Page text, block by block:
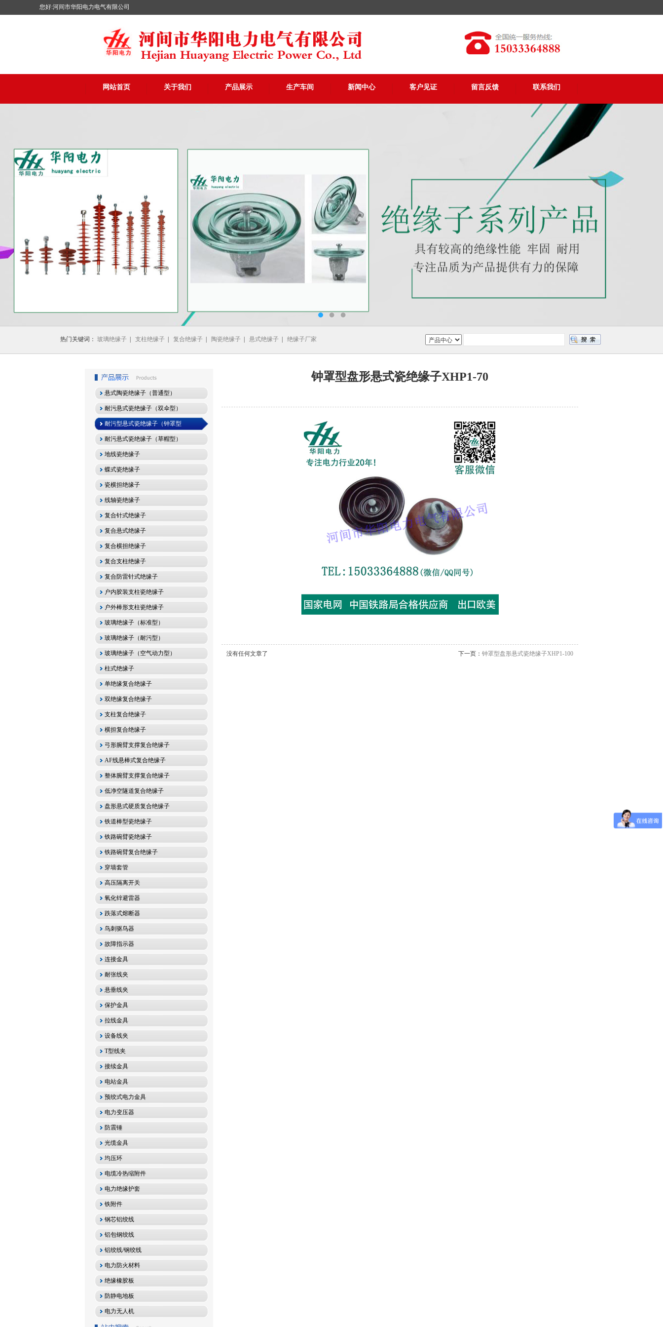
您好:河间市华阳电力电气有限公司
网站首页 关于我们 产品展示 生产车间 新闻中心 客户见证 留言反馈 联系我们
1 2 3
热门关键词： 玻璃绝缘子 支柱绝缘子 复合绝缘子 陶瓷绝缘子 悬式绝缘子 绝缘子厂家
悬式陶瓷绝缘子（普通型）
耐污悬式瓷绝缘子（双伞型）
耐污型悬式瓷绝缘子（钟罩型
耐污悬式瓷绝缘子（草帽型）
地线瓷绝缘子
蝶式瓷绝缘子
瓷横担绝缘子
线轴瓷绝缘子
复合针式绝缘子
复合悬式绝缘子
复合横担绝缘子
复合支柱绝缘子
复合防雷针式绝缘子
户内胶装支柱瓷绝缘子
户外棒形支柱瓷绝缘子
玻璃绝缘子（标准型）
玻璃绝缘子（耐污型）
玻璃绝缘子（空气动力型）
柱式绝缘子
单绝缘复合绝缘子
双绝缘复合绝缘子
支柱复合绝缘子
横担复合绝缘子
弓形腕臂支撑复合绝缘子
AF线悬棒式复合绝缘子
整体腕臂支撑复合绝缘子
低净空隧道复合绝缘子
盘形悬式硬质复合绝缘子
铁道棒型瓷绝缘子
铁路碗臂瓷绝缘子
铁路碗臂复合绝缘子
穿墙套管
高压隔离开关
氧化锌避雷器
跌落式熔断器
鸟刺驱鸟器
故障指示器
连接金具
耐张线夹
悬垂线夹
保护金具
拉线金具
设备线夹
T型线夹
接续金具
电站金具
预绞式电力金具
电力变压器
防震锤
光缆金具
均压环
电缆冷热缩附件
电力绝缘护套
铁附件
钢芯铝绞线
铝包钢绞线
铝绞线/钢绞线
电力防火材料
绝缘橡胶板
防静电地板
电力无人机
钟罩型盘形悬式瓷绝缘子XHP1-70
没有任何文章了 下一页： 钟罩型盘形悬式瓷绝缘子XHP1-100